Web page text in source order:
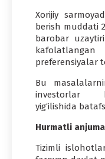
Xorijiy
berish muddati
barobar
preferensiyalar
Bu
investorlar
yig‘ilishida
Hurmatli
Tizimli